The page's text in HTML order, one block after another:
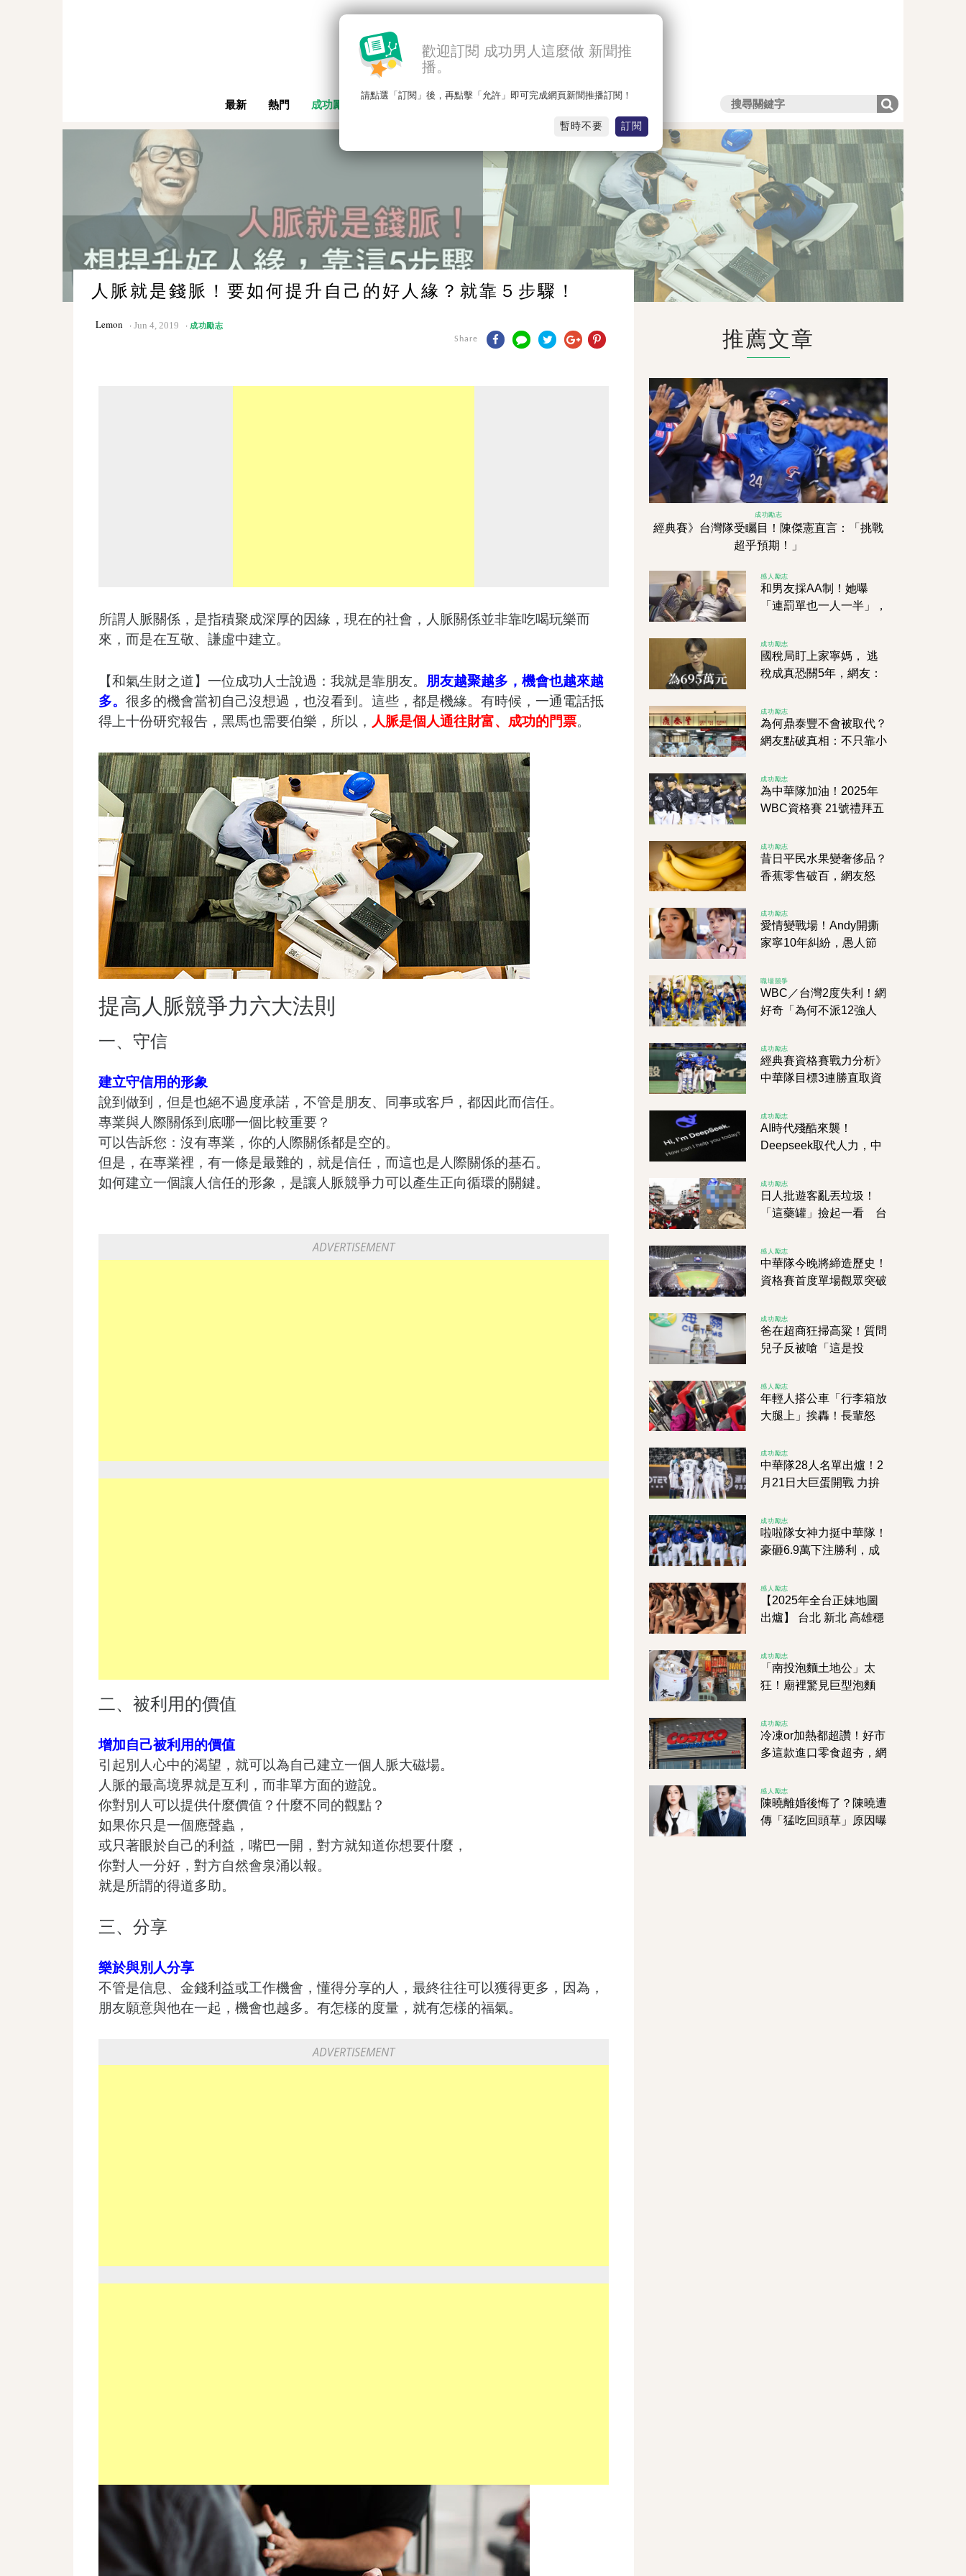
最新 熱門 成功勵志
歡迎訂閱 成功男人這麼做 新聞推
播。
請點選「訂閱」後，再點擊「允許」即可完成網頁新聞推播訂閱！
訂閱
暫時不要
人脈就是錢脈！要如何提升自己的好人緣？就靠５步驟！
Lemon Jun 4, 2019 成功勵志
Share
所謂人脈關係，是指積聚成深厚的因緣，現在的社會，人脈關係並非靠吃喝玩樂而
來，而是在互敬、謙虛中建立。
【和氣生財之道】一位成功人士說過：我就是靠朋友。 朋友越聚越多，機會也越來越
多。 很多的機會當初自己沒想過，也沒看到。這些，都是機緣。有時候，一通電話抵
得上十份研究報告，黑馬也需要伯樂，所以， 人脈是個人通往財富、成功的門票。
提高人脈競爭力六大法則
一、守信
建立守信用的形象
說到做到，但是也絕不過度承諾，不管是朋友、同事或客戶，都因此而信任。
專業與人際關係到底哪一個比較重要？
可以告訴您：沒有專業，你的人際關係都是空的。
但是，在專業裡，有一條是最難的，就是信任，而這也是人際關係的基石。
如何建立一個讓人信任的形象，是讓人脈競爭力可以產生正向循環的關鍵。
二、被利用的價值
增加自己被利用的價值
引起別人心中的渴望，就可以為自己建立一個人脈大磁場。
人脈的最高境界就是互利，而非單方面的遊說。
你對別人可以提供什麼價值？什麼不同的觀點？
如果你只是一個應聲蟲，
或只著眼於自己的利益，嘴巴一開，對方就知道你想要什麼，
你對人一分好，對方自然會泉涌以報。
就是所謂的得道多助。
三、分享
樂於與別人分享
不管是信息、金錢利益或工作機會，懂得分享的人，最終往往可以獲得更多，因為，
朋友願意與他在一起，機會也越多。有怎樣的度量，就有怎樣的福氣。
推薦文章
成功勵志
經典賽》台灣隊受矚目！陳傑憲直言：「挑戰
超乎預期！」
感人勵志
和男友採AA制！她曝
「連罰單也一人一半」，
成功勵志
國稅局盯上家寧媽， 逃
稅成真恐關5年，網友：
成功勵志
為何鼎泰豐不會被取代？
網友點破真相：不只靠小
不了！
成功勵志
為中華隊加油！2025年
WBC資格賽 21號禮拜五
非、尼加拉瓜拚2026
成功勵志
昔日平民水果變奢侈品？
香蕉零售破百，網友怒
成功勵志
愛情變戰場！Andy開撕
家寧10年糾紛，愚人節
這招太狠了！
職場競爭
WBC／台灣2度失利！網
好奇「為何不派12強人
成功勵志
經典賽資格賽戰力分析》
中華隊目標3連勝直取資
容小覷 南非奮力一搏
成功勵志
AI時代殘酷來襲！
Deepseek取代人力，中
95%
成功勵志
日人批遊客亂丟垃圾！
「這藥罐」撿起一看 台
感人勵志
中華隊今晚將締造歷史！
資格賽首度單場觀眾突破
成功勵志
爸在超商狂掃高粱！質問
兒子反被嗆「這是投
高達10倍
感人勵志
年輕人搭公車「行李箱放
大腿上」挨轟！長輩怒
成功勵志
中華隊28人名單出爐！2
月21日大巨蛋開戰 力拚
成功勵志
啦啦隊女神力挺中華隊！
豪砸6.9萬下注勝利，成
感人勵志
【2025年全台正妹地圖
出爐】 台北 新北 高雄穩
料！
成功勵志
「南投泡麵土地公」太
狂！廟裡驚見巨型泡麵
可以整桶拖來泡嗎！？
成功勵志
冷凍or加熱都超讚！好市
多這款進口零食超夯，網
感人勵志
陳曉離婚後悔了？陳曉遭
傳「猛吃回頭草」原因曝